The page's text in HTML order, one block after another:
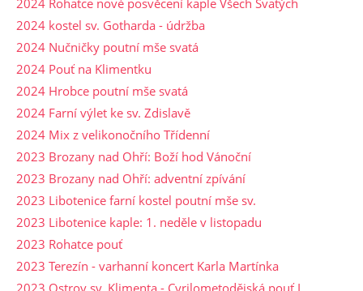
2024 Rohatce nové posvěcení kaple Všech Svatých
2024 kostel sv. Gotharda - údržba
2024 Nučničky poutní mše svatá
2024 Pouť na Klimentku
2024 Hrobce poutní mše svatá
2024 Farní výlet ke sv. Zdislavě
2024 Mix z velikonočního Třídenní
2023 Brozany nad Ohří: Boží hod Vánoční
2023 Brozany nad Ohří: adventní zpívání
2023 Libotenice farní kostel poutní mše sv.
2023 Libotenice kaple: 1. neděle v listopadu
2023 Rohatce pouť
2023 Terezín - varhanní koncert Karla Martínka